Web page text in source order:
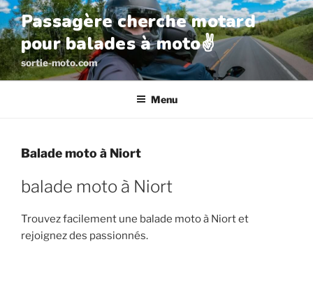
Aller
au
contenu
principal
Passagère cherche motard
pour balades à moto✌️
sortie-moto.com
Menu
Balade moto à Niort
balade moto à Niort
Trouvez facilement une balade moto à Niort et
rejoignez des passionnés.